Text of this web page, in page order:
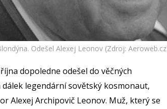
Odešel Alexej Leonov (Zdroj:
dopoledne odešel do věčných
dálek legendární sovětský kosmonaut,
Alexej Archipovič Leonov. Muž, který se